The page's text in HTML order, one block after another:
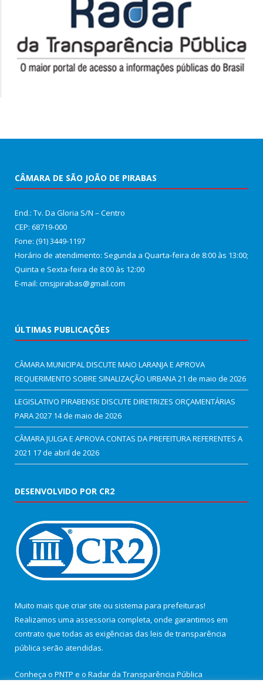
CÂMARA DE SÃO JOÃO DE PIRABAS
End.: Tv. Da Gloria S/N – Centro
CEP: 68719-000
Fone: (91) 3449-1197
Horário de atendimento: Segunda a Quarta-feira de 8:00 às 13:00;
Quinta e Sexta-feira de 8:00 às 12:00
E-mail: cmsjpirabas@gmail.com
ÚLTIMAS PUBLICAÇÕES
CÂMARA MUNICIPAL DISCUTE MAIO LARANJA E APROVA
REQUERIMENTO SOBRE SINALIZAÇÃO URBANA21 de maio de 2026
LEGISLATIVO PIRABENSE DISCUTE DIRETRIZES ORÇAMENTÁRIAS
PARA 2027 14 de maio de 2026
CÂMARA JULGA E APROVA CONTAS DA PREFEITURA REFERENTES A
2021 17 de abril de 2026
DESENVOLVIDO POR CR2
Muito mais que criar site ou sistema para prefeituras!
Realizamos uma assessoria completa, onde garantimos em
contrato que todas as exigências das leis de transparência
pública serão atendidas.
Conheça o PNTP e o Radar da Transparência Pública